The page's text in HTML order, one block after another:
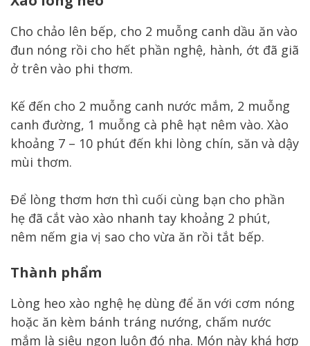
Cho chảo lên bếp, cho 2 muỗng canh dầu ăn vào
đun nóng rồi cho hết phần nghệ, hành, ớt đã giã
ở trên vào phi thơm.
Kế đến cho 2 muỗng canh nước mắm, 2 muỗng
canh đường, 1 muỗng cà phê hạt nêm vào. Xào
khoảng 7 – 10 phút đến khi lòng chín, săn và dậy
mùi thơm.
Để lòng thơm hơn thì cuối cùng bạn cho phần
hẹ đã cắt vào xào nhanh tay khoảng 2 phút,
nêm nếm gia vị sao cho vừa ăn rồi tắt bếp.
Thành phẩm
Lòng heo xào nghệ hẹ dùng để ăn với cơm nóng
hoặc ăn kèm bánh tráng nướng, chấm nước
mắm là siêu ngon luôn đó nha. Món này khá hợp